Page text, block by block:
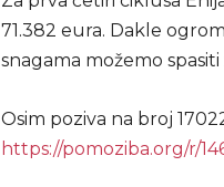
71.382 eura. Dakle
snagama možemo
Osim poziva na broj
https://pomoziba.org/r/